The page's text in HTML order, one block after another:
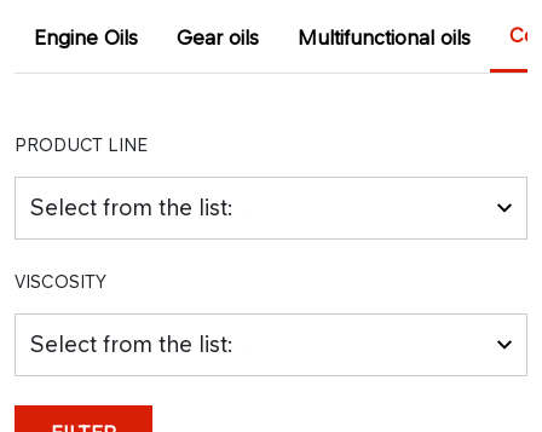
Engine Oils Gear oils Multifunctional oils
PRODUCT LINE
Select from the list:
VISCOSITY
Select from the list: